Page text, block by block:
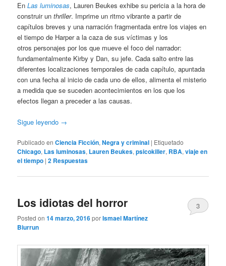
EnLas luminosas, Lauren Beukes exhibe su pericia a la hora de
construir unthriller. Imprime un ritmo vibrante a partir de
capítulos breves y una narración fragmentada entre los viajes en
el tiempo de Harper a la caza de sus víctimas y los
otros personajes por los que mueve el foco del narrador:
fundamentalmente Kirby y Dan, su jefe. Cada salto entre las
diferentes localizaciones temporales de cada capítulo, apuntada
con una fecha al inicio de cada uno de ellos, alimenta el misterio
a medida que se suceden acontecimientos en los que los
efectos llegan a preceder a las causas.
Sigue leyendo →
Publicado en Ciencia Ficción,Negra y criminal | Etiquetado
Chicago, Las luminosas, Lauren Beukes,psicokiller, RBA,viaje en
el tiempo |2 Respuestas
Los idiotas del horror
Posted on14 marzo, 2016porIsmael Martínez
Biurrun
3